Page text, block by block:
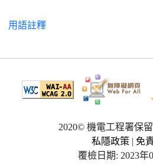
用語註釋
2020© 機電工程署保
私隱政策 | 免
覆檢日期: 2023年